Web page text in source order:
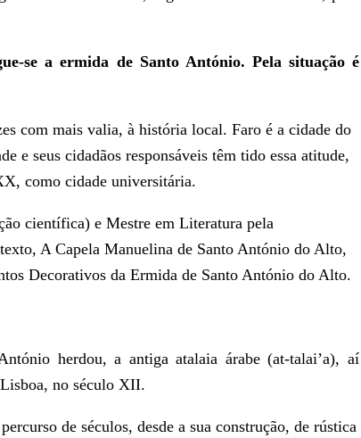
se a ermida de Santo António. Pela situação é
com mais valia, à história local. Faro é a cidade do
seus cidadãos responsáveis têm tido essa atitude,
como cidade universitária.
científica) e Mestre em Literatura pela
A Capela Manuelina de Santo António do Alto,
Decorativos da Ermida de Santo António do Alto.
herdou, a antiga atalaia árabe (at-talai’a), aí
no século XII.
de séculos, desde a sua construção, de